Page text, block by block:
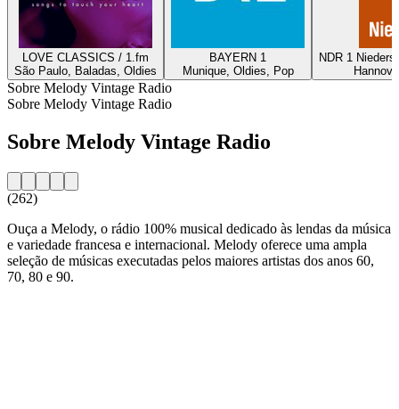
LOVE CLASSICS / 1.fm
São Paulo, Baladas, Oldies
BAYERN 1
Munique, Oldies, Pop
NDR 1
Sobre Melody Vintage Radio
Sobre Melody Vintage Radio
Sobre Melody Vintage Radio
(262)
Ouça a Melody, o rádio 100% musical dedicado às lendas da música
e variedade francesa e internacional. Melody oferece uma ampla
seleção de músicas executadas pelos maiores artistas dos anos 60,
70, 80 e 90.